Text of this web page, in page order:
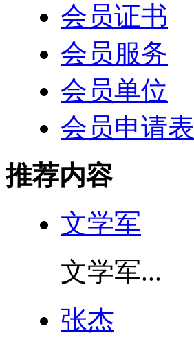
会员证书
会员服务
会员单位
会员申请表
推荐内容
文学军
文学军...
张杰